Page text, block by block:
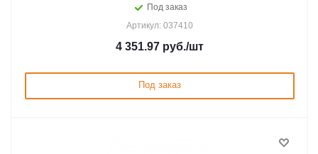
Под заказ
Артикул: 037410
4 351.97 руб./шт
Под заказ